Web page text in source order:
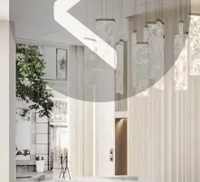
Предыдущее